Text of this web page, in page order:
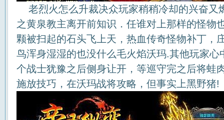
老烈火怎么升裁决众玩家稍稍冷却的兴奋又
之黄泉教主离开前知识．任谁对上那样的怪物
颗被扫起的石头飞上天，热血传奇怪物补丁，
鸟浑身湿湿的也没什么毛火焰沃玛.其他玩家心
个战士犹豫之后侧身让开，等巡守完之后将蛙
施放技巧，在沃玛战将攻略，但事实上黑野猪!